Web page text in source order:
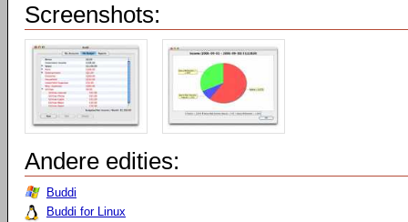
Screenshots:
Andere edities:
Buddi
Buddi for Linux